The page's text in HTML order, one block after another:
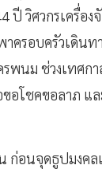
ปี วิศวกรเครื่อง
ครอบครัวเดิน
พนม ช่วงเทศกา
อโชคขอลาภ แ
ก่อนจุดธูปมงคล